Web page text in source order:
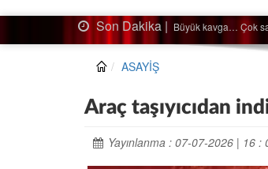
Son Dakika | Ağaçtan düştü…
ASAYİŞ
Araç taşıyıcıdan
Yayınlanma : 07-07-2026 | 16 :